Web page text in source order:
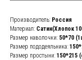
Производитель: Россия
Материал: Сатин(Хлопок
Размер наволочки: 50*70
Размер пододеяльника:
Размер простыни: 150*215